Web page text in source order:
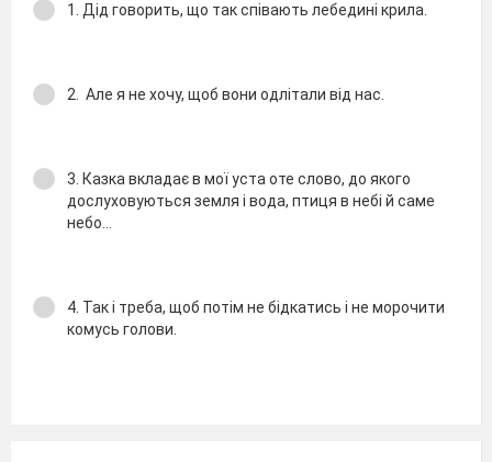
1. Дiд говорить, що так спiвають лебединi крила.
2. Але я не хочу, щоб вони одлiтали вiд нас.
3. Казка вкладає в мої уста оте слово, до якого
дослуховуються земля i вода, птиця в небi й саме
небо...
4. Так i треба, щоб потiм не бiдкатись i не морочити
комусь голови.